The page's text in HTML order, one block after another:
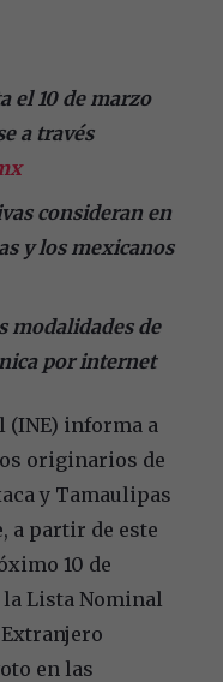
el 10 de marzo
a través
consideran en
y los mexicanos
modalidades de
por internet
(INE) informa a
originarios de
y Tamaulipas
a partir de este
10 de
Lista Nominal
en las